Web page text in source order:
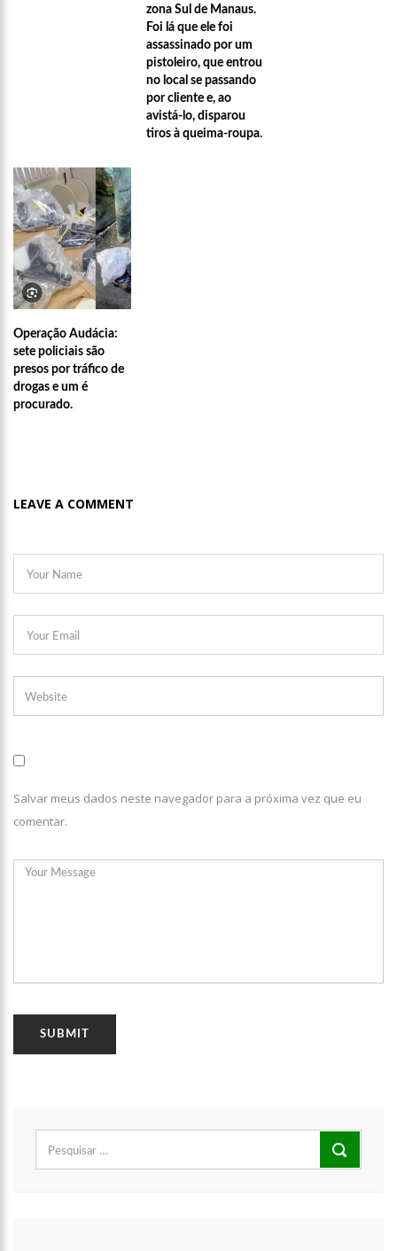
00:21 O levantador David Assayag se despede esse ano
zona Sul de Manaus.
Foi lá que ele foi
assassinado por um
pistoleiro, que entrou
no local se passando
por cliente e, ao
avistá-lo, disparou
tiros à queima-roupa.
Operação Audácia:
sete policiais são
presos por tráfico de
drogas e um é
procurado.
LEAVE A COMMENT
Salvar meus dados neste navegador para a próxima vez que eu
comentar.
por: